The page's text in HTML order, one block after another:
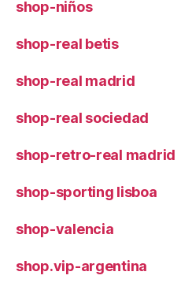
shop-niños
shop-real betis
shop-real madrid
shop-real sociedad
shop-retro-real madrid
shop-sporting lisboa
shop-valencia
shop.vip-argentina